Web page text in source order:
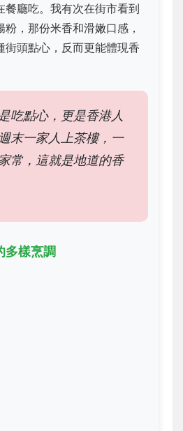
餐廳吃。我有次在街市看到
，那份米香和滑嫩口感，
街頭點心，反而更能體現香
吃點心，更是香港人
末一家人上茶樓，一
常，這就是地道的香
多樣烹調